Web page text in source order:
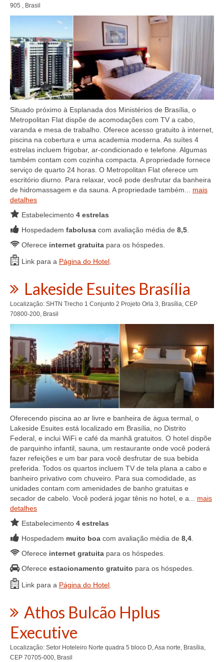
905 , Brasil
Situado próximo à Esplanada dos Ministérios de Brasília, o
Metropolitan Flat dispõe de acomodações com TV a cabo,
varanda e mesa de trabalho. Oferece acesso gratuito à internet,
piscina na cobertura e uma academia moderna. As suítes 4
estrelas incluem frigobar, ar-condicionado e telefone. Algumas
também contam com cozinha compacta. A propriedade fornece
serviço de quarto 24 horas. O Metropolitan Flat oferece um
escritório diurno. Para relaxar, você pode desfrutar da banheira
de hidromassagem e da sauna. A propriedade também... mais
detalhes
Estabelecimento 4 estrelas
Hospedadem fabolusa com avaliação média de 8,5
Oferece internet gratuita para os hóspedes.
Link para a Página do Hotel
Lakeside Esuites Brasília
Localização: SHTN Trecho 1 Conjunto 2 Projeto Orla 3, Brasília, CEP
70800-200, Brasil
Oferecendo piscina ao ar livre e banheira de água termal, o
Lakeside Esuites está localizado em Brasília, no Distrito
Federal, e inclui WiFi e café da manhã gratuitos. O hotel dispõe
de parquinho infantil, sauna, um restaurante onde você poderá
fazer refeições e um bar para você desfrutar de sua bebida
preferida. Todos os quartos incluem TV de tela plana a cabo e
banheiro privativo com chuveiro. Para sua comodidade, as
unidades contam com amenidades de banho gratuitas e
secador de cabelo. Você poderá jogar tênis no hotel, e a... mais
detalhes
Estabelecimento 4 estrelas
Hospedadem muito boa com avaliação média de 8,4.
Oferece internet gratuita para os hóspedes.
Oferece estacionamento gratuito para os hóspedes.
Link para a Página do Hotel.
Athos Bulcão Hplus
Executive
Localização: Setor Hoteleiro Norte quadra 5 bloco D, Asa norte, Brasília,
CEP 70705-000, Brasil